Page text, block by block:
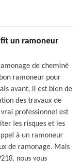
un ramoneur
de cheminé
ramoneur pour
avant, il est bien de
des travaux de
professionnel est
les risques et les
à un ramoneur
de ramonage. Mais
nous vous